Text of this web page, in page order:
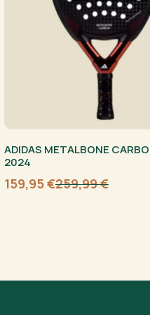
ADIDAS METALBONE
2024
259,99€
Algne
159,95€
Current